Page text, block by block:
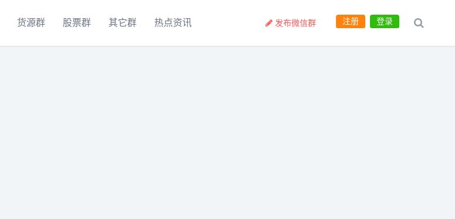
货源群 股票群 其它群 热点资讯 登录
注册
发布微信群